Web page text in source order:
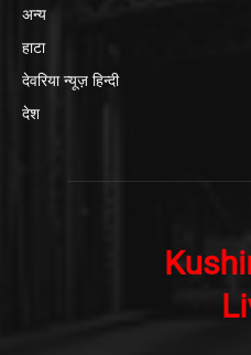
अन्य
हाटा
देवरिया न्यूज़ हिन्दी
देश